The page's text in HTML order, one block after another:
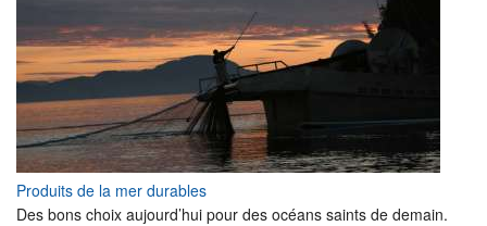
Produits de la mer durables
Des bons choix aujourd’hui pour des océans saints de demain.